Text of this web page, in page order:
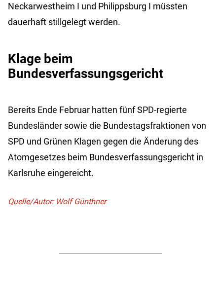
Neckarwestheim I und Philippsburg I müssten
dauerhaft stillgelegt werden.
Klage beim
Bundesverfassungsgericht
Bereits Ende Februar hatten fünf SPD-regierte
Bundesländer sowie die Bundestagsfraktionen von
SPD und Grünen Klagen gegen die Änderung des
Atomgesetzes beim Bundesverfassungsgericht in
Karlsruhe eingereicht.
Quelle/Autor: Wolf Günthner